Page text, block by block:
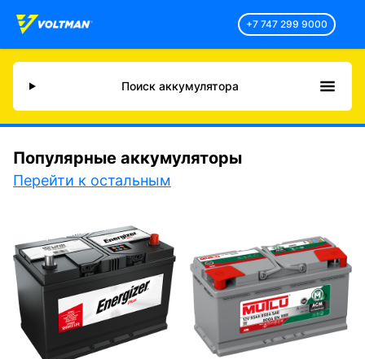
+7 747 299 9000
Поиск аккумулятора
Популярные аккумуляторы
Перейти к остальным